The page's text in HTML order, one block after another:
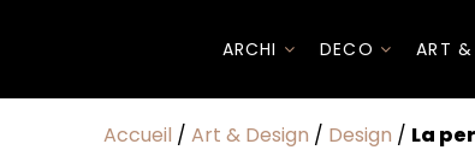
ARCHI DECO ART &
Accueil / Art & Design / Design / La